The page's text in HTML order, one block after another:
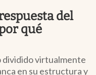
Uruguay
del
qué
dividido virtualmente
en su estructura y